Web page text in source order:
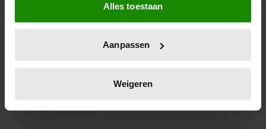
Informatie verzamelen over uw geografische
locatie, die tot een paar meter nauwkeurig kan zijn
scannen op specifieke eigenschappen (fingerprinting)
verwerkt en stel uw voorkeuren in het
intrekken in de Cookieverklaring.
Alles toestaan
Aanpassen
Weigeren